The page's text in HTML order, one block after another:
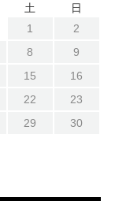
土
日
1
2
8
9
15
16
22
23
29
30